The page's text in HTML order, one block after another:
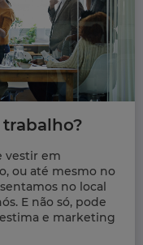
vestir em
ou até mesmo no
no local
E não só, pode
e marketing